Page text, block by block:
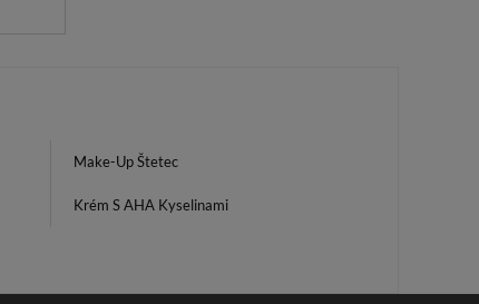
Make-Up Štetec
Krém S AHA Kyselinami